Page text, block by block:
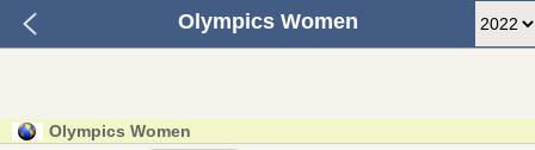
Olympics Women
Olympics Women